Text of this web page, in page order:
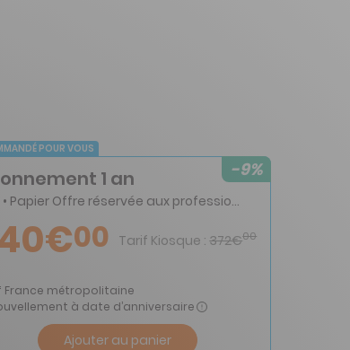
POUR VOUS
-9%
1 an
6 n° • Papier Offre réservée aux professionnels
00 Tarif Kiosque : 372€00
France métropolitaine
à date d’anniversaire
Ajouter au panier